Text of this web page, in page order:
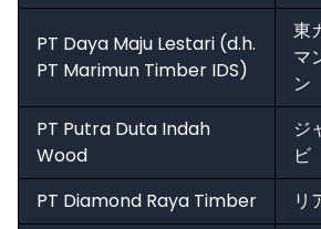
PT Daya Maju Lestari (d.h.
PT Marimun Timber IDS)
東
マ
ン
PT Putra Duta Indah
Wood
ジ
ビ
PT Diamond Raya Timber リ